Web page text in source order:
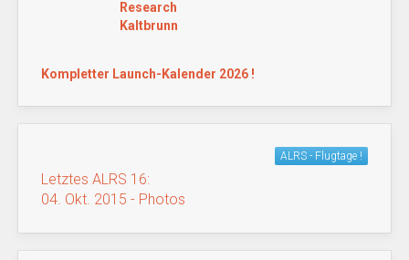
Research
Kaltbrunn
Kompletter Launch-Kalender 2026 !
ALRS - Flugtage !
Letztes ALRS 16:
04. Okt. 2015 - Photos